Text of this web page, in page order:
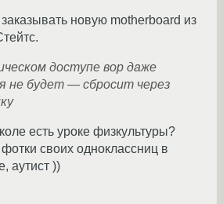
новую motherboard из
доступе вор даже
не будет — сбросит через
есть уроке физкультуры?
своих одноклассниц в
аутист ))